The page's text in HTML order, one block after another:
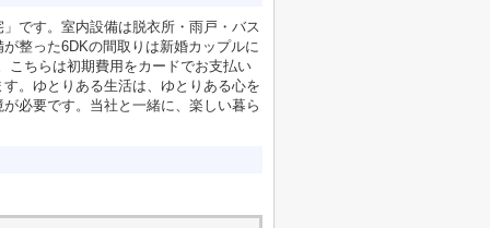
です。室内設備は脱衣所・雨戸・バス
整った6DKの間取りは新婚カップルに
こちらは初期費用をカードでお支払い
。ゆとりある生活は、ゆとりある心を
必要です。当社と一緒に、楽しい暮ら